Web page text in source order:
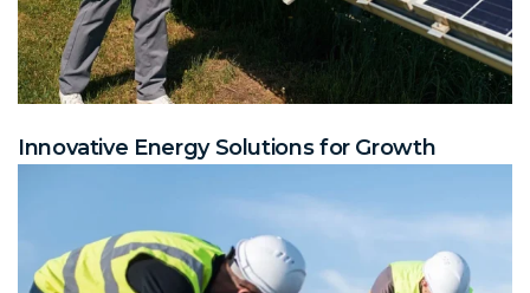
Innovative Energy Solutions for Growth